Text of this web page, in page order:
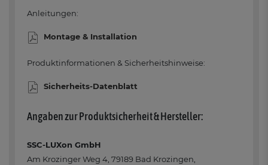
Anleitungen:
Montage & Installation
Produktinformationen & Sicherheitshinweise:
Sicherheits-Datenblatt
Angaben zur Produktsicherheit & Hersteller:
SSC-LUXon GmbH
Am Krozinger Weg 4, 79189 Bad Krozingen,